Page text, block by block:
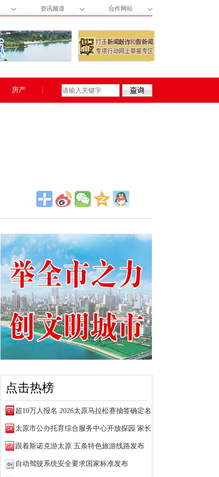
资讯频道 合作网站
房产
点击热榜
超10万人报名 2026太原马拉松赛抽签确定名额
跟着斯诺克游太原 五条特色旅游线路发布
自动驾驶系统安全要求国家标准发布